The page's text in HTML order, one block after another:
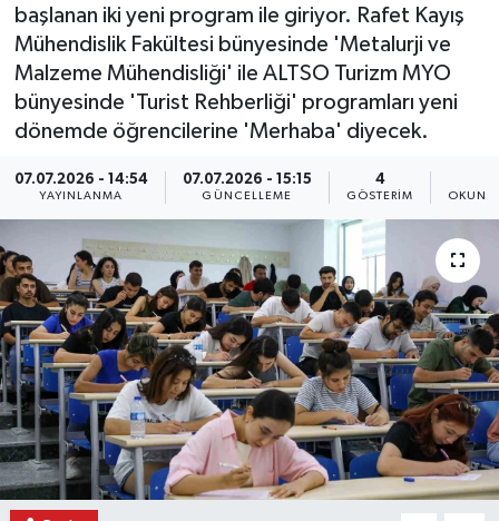
başlanan iki yeni program ile giriyor. Rafet Kayış
Mühendislik Fakültesi bünyesinde 'Metalurji ve
Malzeme Mühendisliği' ile ALTSO Turizm MYO
bünyesinde 'Turist Rehberliği' programları yeni
dönemde öğrencilerine 'Merhaba' diyecek.
07.07.2026 - 14:54
YAYINLANMA
07.07.2026 - 15:15
GÜNCELLEME
4
GÖSTERIM